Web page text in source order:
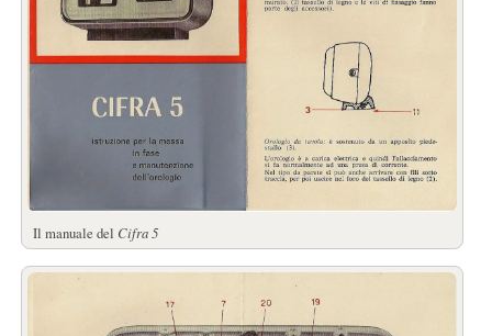
Il manuale del Cifra 5